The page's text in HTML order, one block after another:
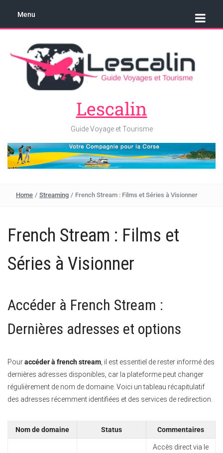
Menu
Lescalin
Guide Voyage et Tourisme
Home / Streaming / French Stream : Films et Séries à Visionner
French Stream : Films et
Séries à Visionner
Accéder à French Stream :
Dernières adresses et options
Pouraccéder à french stream , il est essentiel de rester informé des
dernières adresses disponibles, car la plateforme peut changer
régulièrement de nom de domaine. Voici un tableau récapitulatif
des adresses récemment identifiées et des services de redirection.
Nom de domaine Status Commentaires
Accès direct via le